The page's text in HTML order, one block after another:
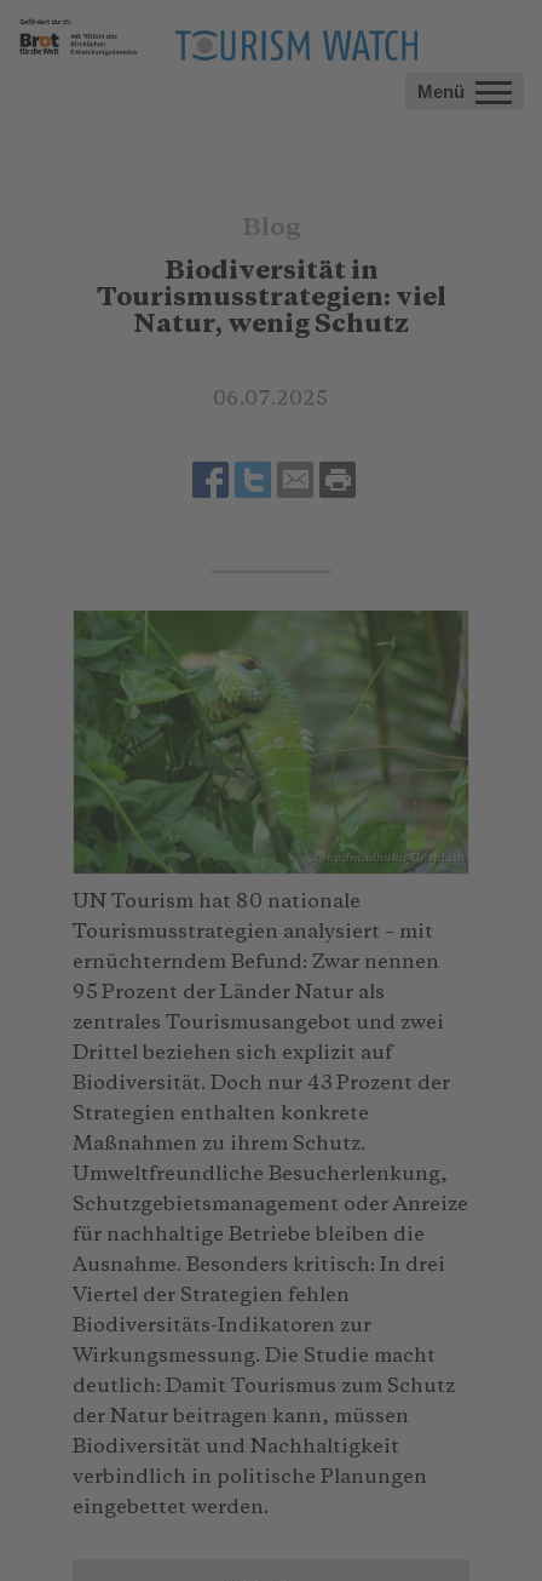
Menü
Blog
Biodiversität in
Tourismusstrategien: viel
Natur, wenig Schutz
06.07.2025
© kpdmadhuka_Unsplash
UN Tourism hat 80 nationale
Tourismusstrategien analysiert – mit
ernüchterndem Befund: Zwar nennen
95 Prozent der Länder Natur als
zentrales Tourismusangebot und zwei
Drittel beziehen sich explizit auf
Biodiversität. Doch nur 43 Prozent der
Strategien enthalten konkrete
Maßnahmen zu ihrem Schutz.
Umweltfreundliche Besucherlenkung,
Schutzgebietsmanagement oder Anreize
für nachhaltige Betriebe bleiben die
Ausnahme. Besonders kritisch: In drei
Viertel der Strategien fehlen
Biodiversitäts-Indikatoren zur
Wirkungsmessung. Die Studie macht
deutlich: Damit Tourismus zum Schutz
der Natur beitragen kann, müssen
Biodiversität und Nachhaltigkeit
verbindlich in politische Planungen
eingebettet werden.